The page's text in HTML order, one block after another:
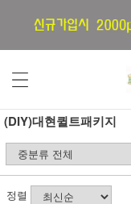
(DIY)대현퀼트패키지
정렬